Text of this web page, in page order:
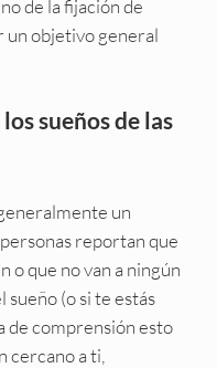
de la fijación de
un objetivo general
sueños de las
un
reportan que
o que no van a ningún
sueño (o si te estás
de comprensión esto
cercano a ti,